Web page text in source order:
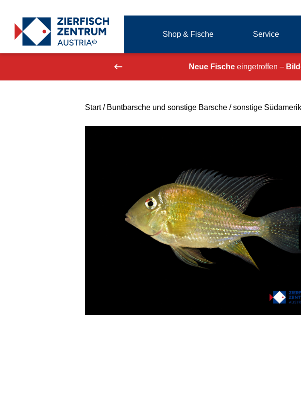
Zierfisch Aquarium Austria Shop & Fische Service
Neue Fischeeingetroffen –
Start/ Buntbarsche und sonstige Barsche/sonstige